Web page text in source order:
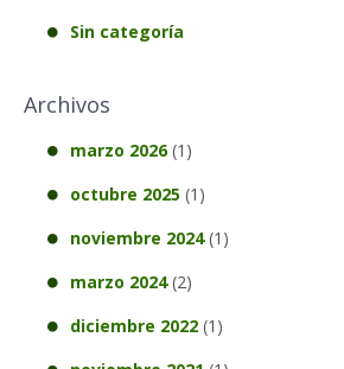
Sin categoría
Archivos
marzo 2026(1)
octubre 2025 (1)
noviembre 2024(1)
marzo 2024(2)
diciembre 2022 (1)